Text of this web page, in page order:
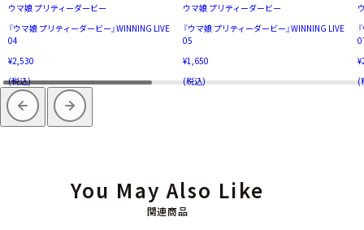
ウマ娘 プリティーダービー
『ウマ娘 プリティーダービー』WINNING LIVE
04
¥2,530
(税込)
ウマ娘 プリティーダービー
『ウマ娘 プリティーダービー』WINNING LIVE
05
¥1,650
(税込)
(
関連商品
You May Also Like